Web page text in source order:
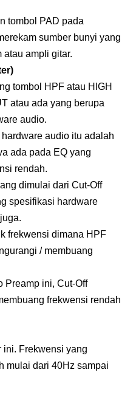
tombol PAD pada
sumber bunyi yang
atau ampli gitar.
tombol HPF atau HIGH
atau ada yang berupa
audio.
audio itu adalah
ada pada EQ yang
rendah.
dimulai dari Cut-Off
spesifikasi hardware
frekwensi dimana HPF
/ membuang
Preamp ini, Cut-Off
frekwensi rendah
ini. Frekwensi yang
mulai dari 40Hz sampai